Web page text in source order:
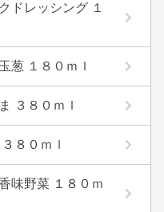
ドレッシング １
葱 １８０ｍｌ
３８０ｍｌ
８０ｍｌ
味野菜 １８０ｍ